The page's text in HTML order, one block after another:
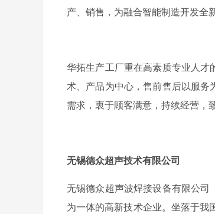
产、销售，为融合智能制造开发全
华拓生产工厂重在高素质专业人
术、产品为中心，售前售后以服
需求，衷于顾客满意，持续经营，
无锡德众超声技术有限公司
无锡德众超声波焊接设备有限公
为一体的高新技术企业。坐落于我